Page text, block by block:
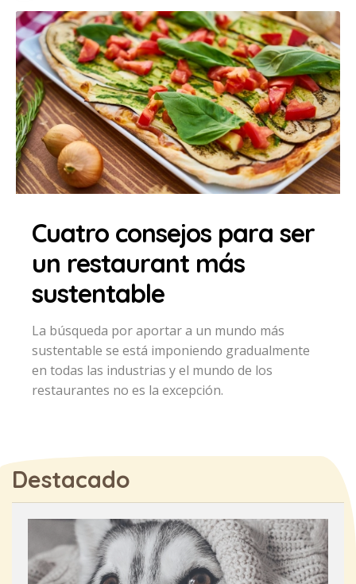
Cuatro consejos para ser
un restaurant más
sustentable
La búsqueda por aportar a un mundo más
sustentable se está imponiendo gradualmente
en todas las industrias y el mundo de los
restaurantes no es la excepción.
Destacado